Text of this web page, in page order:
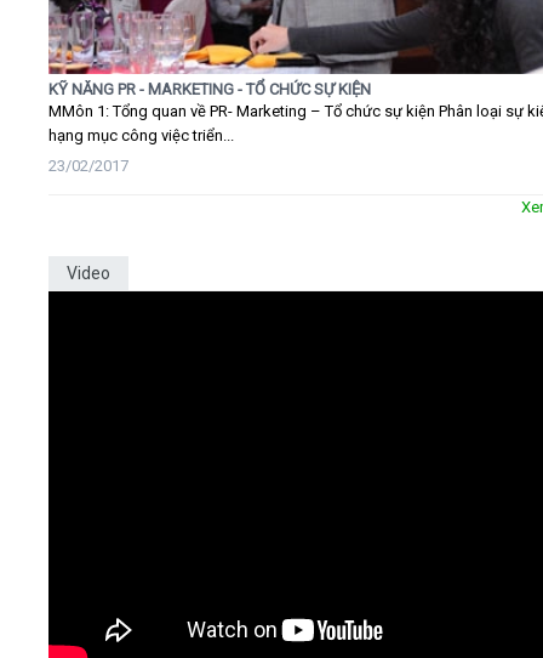
KỸ NĂNG PR - MARKETING - TỔ CHỨC SỰ KIỆN
MMôn 1: Tổng quan về PR- Marketing – Tổ chức sự kiện Phân loại sự
hạng mục công việc triển...
23/02/2017
Video